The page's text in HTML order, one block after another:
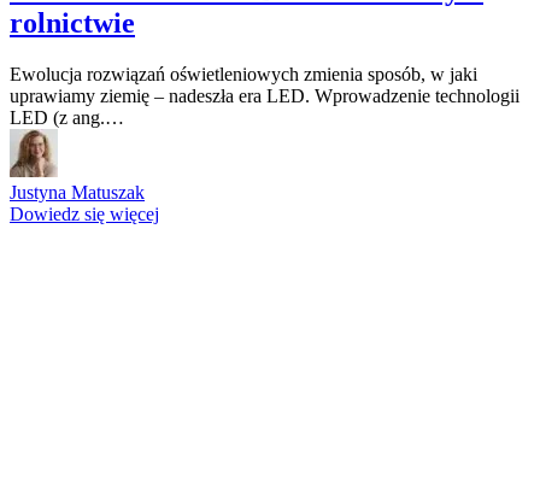
rolnictwie
Ewolucja rozwiązań oświetleniowych zmienia sposób, w jaki
uprawiamy ziemię – nadeszła era LED. Wprowadzenie technologii
LED (z ang.…
Justyna Matuszak
Dowiedz się więcej